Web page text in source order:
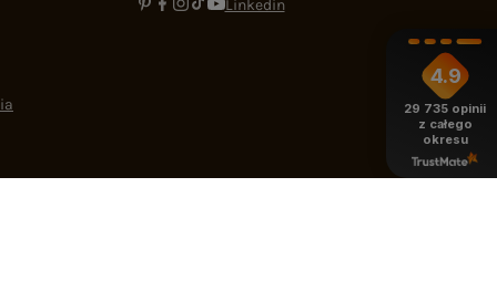
Linkedin
4.9
29 735 opinii
z całego
okresu